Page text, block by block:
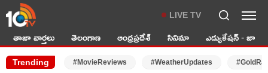
LIVE TV
తాజా వార్తలు తెలంగాణ ఆంధ్రప్రదేశ్ సినిమా ఎడ్యుకేషన్ - జాబ్స్
Trending #MovieReviews #WeatherUpdates